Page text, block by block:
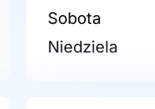
Sobota
Niedziela